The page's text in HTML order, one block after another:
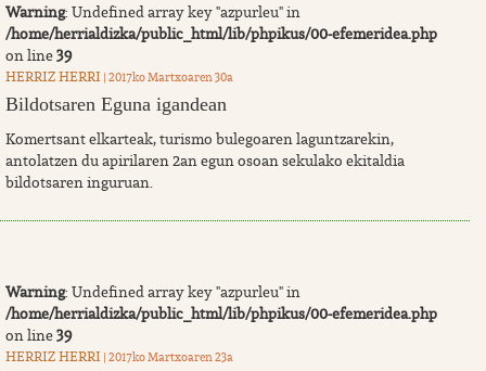
Warning: Undefined array key "azpurleu" in
/home/herrialdizka/public_html/lib/phpikus/00-efemeridea.php
on line39
HERRIZ HERRI | 2017ko Martxoaren 30a
Bildotsaren Eguna igandean
Komertsant elkarteak, turismo bulegoaren laguntzarekin,
antolatzen du apirilaren 2an egun osoan sekulako ekitaldia
bildotsaren inguruan.
Warning: Undefined array key "azpurleu" in
/home/herrialdizka/public_html/lib/phpikus/00-efemeridea.php
on line39
HERRIZ HERRI | 2017ko Martxoaren 23a